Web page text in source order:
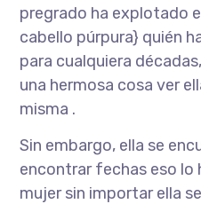
pregrado ha explotado
cabello púrpura} quién
para cualquiera
una hermosa cosa ver
misma .
Sin embargo, ella se
encontrar fechas eso lo
mujer sin importar ella